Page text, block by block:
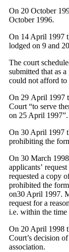
On 20 October
October 1996.
On 14 April 1997
lodged on 9 and
The court
submitted that as
could not afford to
On 29 April 1997
Court “to serve
on 25 April 1997”.
On 30 April 1997
prohibiting the
On 30 March
applicants’
requested a copy
prohibited the
on30 April 1997.
request for a
i.e. within the
On 20 April 1998
Court’s decision
association.